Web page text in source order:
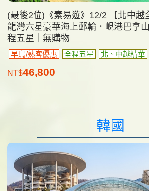
(最後2位)《素易遊》12/2 【北中越
龍灣六星豪華海上郵輪．峴港巴拿
程五星｜無購物
早鳥/熟客優惠 全程五星 北、中越精華
NT$46,800
韓國